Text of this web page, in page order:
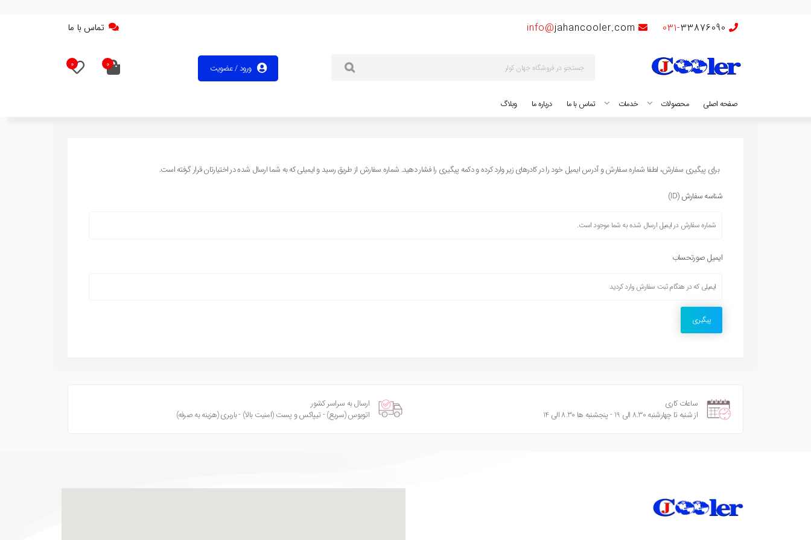
031-33876090
info@jahancooler.com تماس با ما
ورود / عضویت 0
0
صفحه اصلی محصولات خدمات تماس با ما درباره ما وبلاگ
برای پیگیری سفارش، لطفا شماره سفارش و آدرس ایمیل خود را در کادرهای زیر وارد کرده و دکمه پیگیری را فشار دهید. شماره سفارش از طریق رسید و ایمیلی که به شما ارسال شده در اختیارتان قرار گرفته است.
شناسه سفارش (ID)
ایمیل صورتحساب
پیگیری
ساعات کاری
از شنبه تا چهارشنبه 8.30 الی 19 - پنجشنبه ها 8.30 الی 14
ارسال به سراسر کشور
اتوبوس (سریع) - تیپاکس و پست (امنیت بالا) - باربری (هزینه به صرفه)